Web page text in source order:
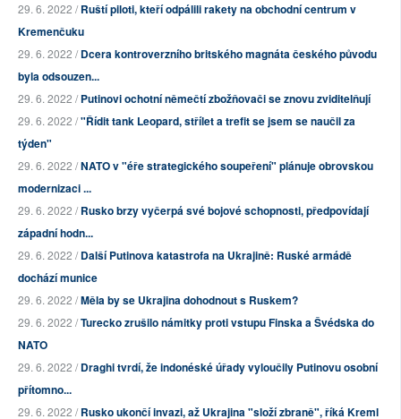
29. 6. 2022 /Ruští piloti, kteří odpálili rakety na obchodní centrum v
Kremenčuku
29. 6. 2022 /Dcera kontroverzního britského magnáta českého původu
byla odsouzen...
29. 6. 2022 /Putinovi ochotní němečtí zbožňovači se znovu zviditelňují
29. 6. 2022 /"Řídit tank Leopard, střílet a trefit se jsem se naučil za
týden"
29. 6. 2022 /NATO v "éře strategického soupeření" plánuje obrovskou
modernizaci ...
29. 6. 2022 /Rusko brzy vyčerpá své bojové schopnosti, předpovídají
západní hodn...
29. 6. 2022 /Další Putinova katastrofa na Ukrajině: Ruské armádě
dochází munice
29. 6. 2022 /Měla by se Ukrajina dohodnout s Ruskem?
29. 6. 2022 /Turecko zrušilo námitky proti vstupu Finska a Švédska do
NATO
29. 6. 2022 /Draghi tvrdí, že indonéské úřady vyloučily Putinovu osobní
přítomno...
29. 6. 2022 /Rusko ukončí invazi, až Ukrajina "složí zbraně", říká Kreml